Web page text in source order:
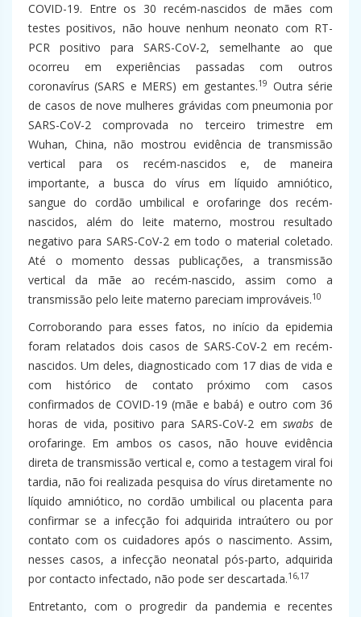
COVID-19. Entre os 30 recém-nascidos de mães com
testes positivos, não houve nenhum neonato com RT-
PCR positivo para SARS-CoV-2, semelhante ao que
ocorreu em experiências passadas com outros
coronavírus (SARS e MERS) em gestantes.19 Outra série
de casos de nove mulheres grávidas com pneumonia por
SARS-CoV-2 comprovada no terceiro trimestre em
Wuhan, China, não mostrou evidência de transmissão
vertical para os recém-nascidos e, de maneira
importante, a busca do vírus em líquido amniótico,
sangue do cordão umbilical e orofaringe dos recém-
nascidos, além do leite materno, mostrou resultado
negativo para SARS-CoV-2 em todo o material coletado.
Até o momento dessas publicações, a transmissão
vertical da mãe ao recém-nascido, assim como a
transmissão pelo leite materno pareciam improváveis.10
Corroborando para esses fatos, no início da epidemia
foram relatados dois casos de SARS-CoV-2 em recém-
nascidos. Um deles, diagnosticado com 17 dias de vida e
com histórico de contato próximo com casos
confirmados de COVID-19 (mãe e babá) e outro com 36
horas de vida, positivo para SARS-CoV-2 emswabs de
orofaringe. Em ambos os casos, não houve evidência
direta de transmissão vertical e, como a testagem viral foi
tardia, não foi realizada pesquisa do vírus diretamente no
líquido amniótico, no cordão umbilical ou placenta para
confirmar se a infecção foi adquirida intraútero ou por
contato com os cuidadores após o nascimento. Assim,
nesses casos, a infecção neonatal pós-parto, adquirida
por contacto infectado, não pode ser descartada.16,17
Entretanto, com o progredir da pandemia e recentes